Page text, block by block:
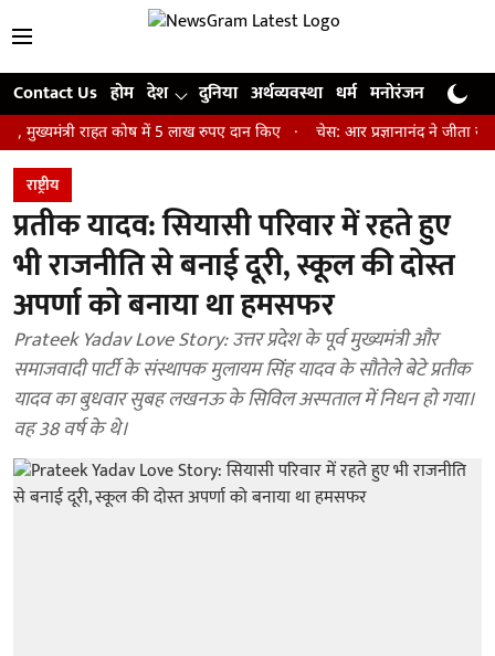
Contact Us होम देश दुनिया अर्थव्यवस्था धर्म मनोरंजन खेल
राहत कोष में 5 लाख रुपए दान किए चेस: आर प्रज्ञानानंद ने जीता सेंट लुइस
राष्ट्रीय
प्रतीक यादव: सियासी परिवार में रहते हुए
भी राजनीति से बनाई दूरी, स्कूल की दोस्त
अपर्णा को बनाया था हमसफर
Prateek Yadav Love Story: उत्तर प्रदेश के पूर्व मुख्यमंत्री और
समाजवादी पार्टी के संस्थापक मुलायम सिंह यादव के सौतेले बेटे प्रतीक
यादव का बुधवार सुबह लखनऊ के सिविल अस्पताल में निधन हो गया।
वह 38 वर्ष के थे।